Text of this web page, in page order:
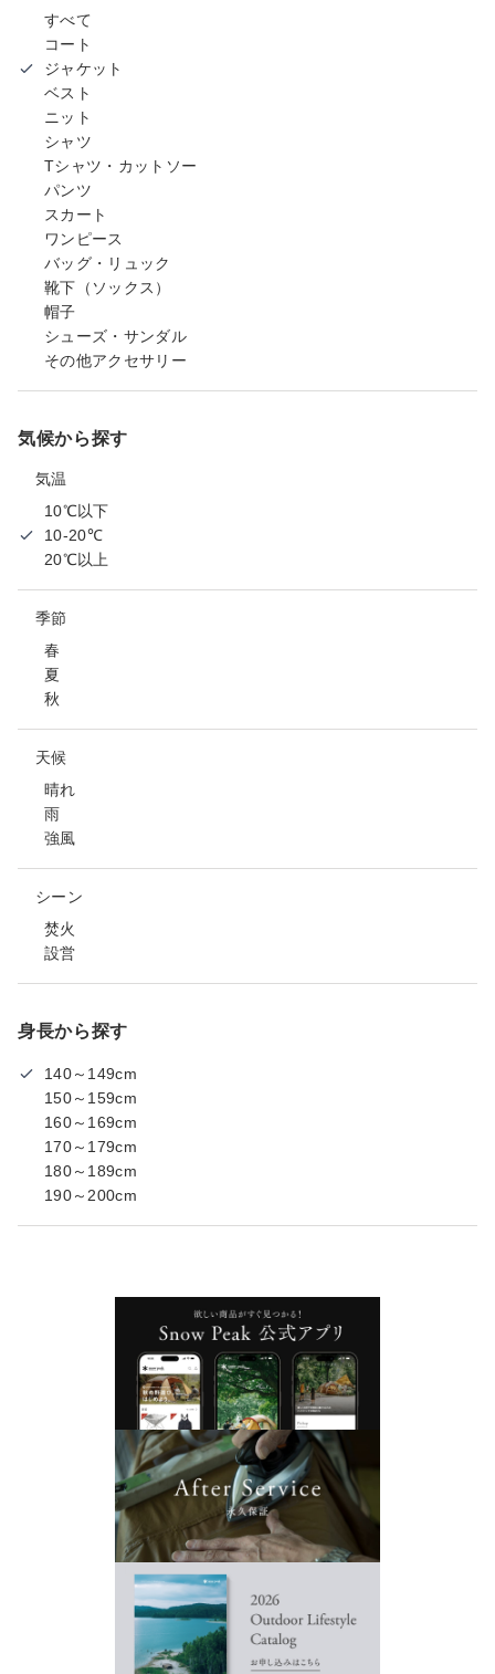
すべて
コート
ジャケット
ベスト
ニット
シャツ
Tシャツ・カットソー
パンツ
スカート
ワンピース
バッグ・リュック
靴下（ソックス）
帽子
シューズ・サンダル
その他アクセサリー
気候から探す
気温
10℃以下
10-20℃
20℃以上
季節
春
夏
秋
天候
晴れ
雨
強風
シーン
焚火
設営
身長から探す
140～149cm
150～159cm
160～169cm
170～179cm
180～189cm
190～200cm